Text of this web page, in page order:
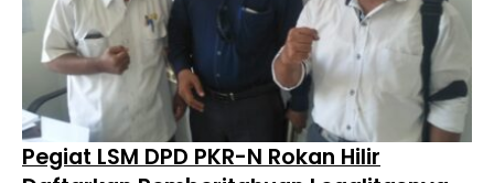
Pegiat LSM DPD PKR-N Rokan Hilir